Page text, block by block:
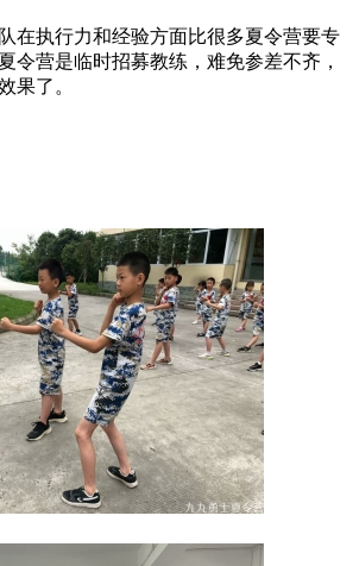
在执行力和经验方面比很多夏令营要专
令营是临时招募教练，难免参差不齐，
果了。